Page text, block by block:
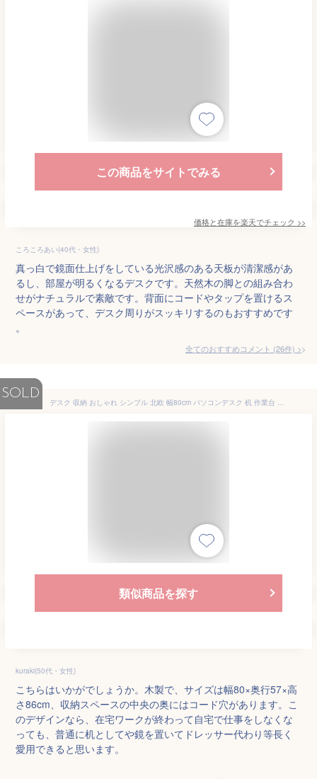
この商品をサイトでみる
価格と在庫を楽天でチェック >>
ころころあい(40代・女性)
真っ白で鏡面仕上げをしている光沢感のある天板が清潔感があ
るし、部屋が明るくなるデスクです。天然木の脚との組み合わ
せがナチュラルで素敵です。背面にコードやタップを置けるス
ペースがあって、デスク周りがスッキリするのもおすすめです
。
全てのおすすめコメント (26件) >
SOLD
デスク 収納 おしゃれ シンプル 北欧 幅80cm パソコンデスク 机 作業台 勉強机 学習机 事務机 pcデスク 木製 天然木 アンティーク モダン 男前 かわいい 可愛い カントリー 高級感 コンパクト ナチュラル ホワイト 白 ブラウン
類似商品を探す
kuraki(50代・女性)
こちらはいかがでしょうか。木製で、サイズは幅80×奥行57×高
さ86cm、収納スペースの中央の奥にはコード穴があります。こ
のデザインなら、在宅ワークが終わって自宅で仕事をしなくな
っても、普通に机としてや鏡を置いてドレッサー代わり等長く
愛用できると思います。